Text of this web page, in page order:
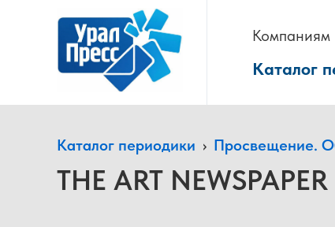
Компаниям
Каталог
Каталог периодики › Просвещение.
THE ART